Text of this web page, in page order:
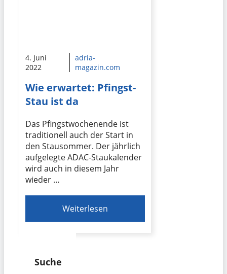
4. Juni
2022
adria-
magazin.com
Wie erwartet: Pfingst-
Stau ist da
Das Pfingstwochenende ist
traditionell auch der Start in
den Stausommer. Der jährlich
aufgelegte ADAC-Staukalender
wird auch in diesem Jahr
wieder …
Weiterlesen
Suche